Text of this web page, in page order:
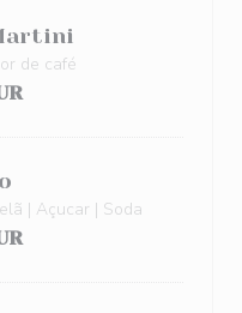
de café
| Açucar | Soda